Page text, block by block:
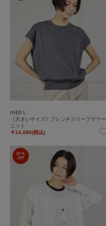
INED L
《大きいサイズ》フレンチスリーブサマー
ニット
￥14,080(税込)
20%
OFF